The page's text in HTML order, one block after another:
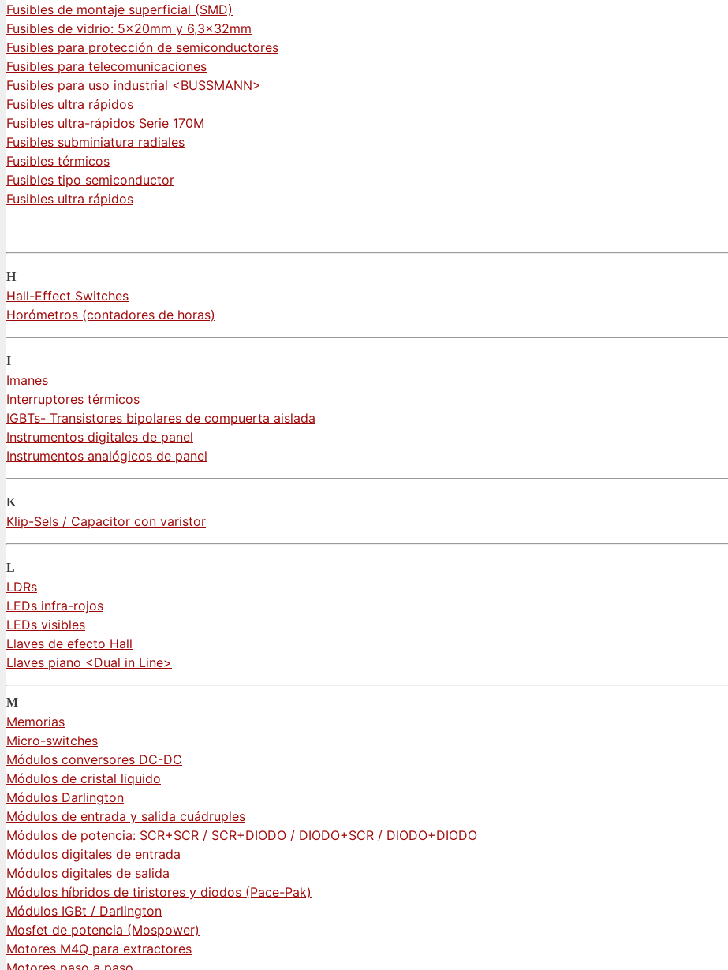
Fusibles de montaje superficial (SMD)
Fusibles de vidrio: 5x20mm y 6,3x32mm
Fusibles para protección de semiconductores
Fusibles para telecomunicaciones
Fusibles para uso industrial <BUSSMANN>
Fusibles ultra rápidos
Fusibles ultra-rápidos Serie 170M
Fusibles subminiatura radiales
Fusibles térmicos
Fusibles tipo semiconductor
Fusibles ultra rápidos
H
Hall-Effect Switches
Horómetros (contadores de horas)
I
Imanes
Interruptores térmicos
IGBTs- Transistores bipolares de compuerta aislada
Instrumentos digitales de panel
Instrumentos analógicos de panel
K
Klip-Sels / Capacitor con varistor
L
LDRs
LEDs infra-rojos
LEDs visibles
Llaves de efecto Hall
Llaves piano <Dual in Line>
M
Memorias
Micro-switches
Módulos conversores DC-DC
Módulos de cristal liquido
Módulos Darlington
Módulos de entrada y salida cuádruples
Módulos de potencia: SCR+SCR / SCR+DIODO / DIODO+SCR / DIODO+DIODO
Módulos digitales de entrada
Módulos digitales de salida
Módulos híbridos de tiristores y diodos (Pace-Pak)
Módulos IGBt / Darlington
Mosfet de potencia (Mospower)
Motores M4Q para extractores